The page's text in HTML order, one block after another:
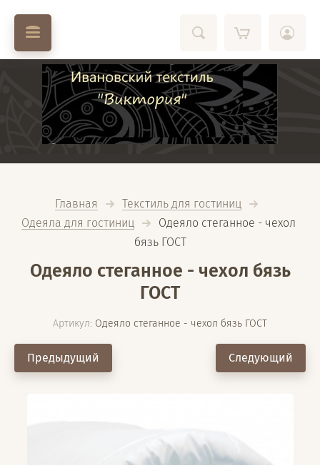
Главная
Текстиль для гостиниц
Одеяла для гостиниц
  Одеяло стеганное - чехол
бязь ГОСТ
Одеяло стеганное - чехол бязь
ГОСТ
Артикул: Одеяло стеганное - чехол бязь ГОСТ
Предыдущий Следующий